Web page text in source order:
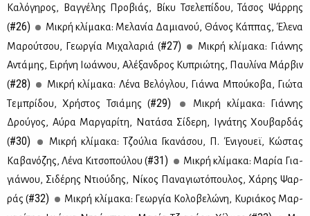
Κα­λό­γη­ρος, Βαγ­γέ­λης Προ­βιάς, Βί­κυ Τσε­λε­πί­δου, Τά­σος Ψάρ­ρης
(#26)
Μι­κρή κλί­μα­κα: Με­λα­νία Δα­μια­νού, Θά­νος Κάπ­πας, Έλε­να
Μα­ρού­τσου, Γε­ωρ­γία Μι­χα­λα­ριά (#27)
Μι­κρή κλί­μα­κα: Γιάν­νης
Αντά­μης, Ει­ρή­νη Ιω­άν­νου, Αλέ­ξαν­δρος Κυ­πριώ­της, Παυ­λί­να Μάρ­βιν
(#28)
Μι­κρή κλί­μα­κα: Λέ­να Βε­λό­γλου, Γιάν­να Μπού­κο­βα, Γιώ­τα
Τε­μπρί­δου, Χρή­στος Τσιά­μης (#29)
Μι­κρή κλί­μα­κα: Γιάν­νης
Δρού­γος, Αύ­ρα Μαρ­γα­ρί­τη, Να­τά­σα Σί­δε­ρη, Ιγνά­της Χου­βαρ­δάς
(#30)
Μι­κρή κλί­μα­κα: Τζού­λια Γκα­νά­σου, Π. Ένι­γου­εϊ, Κώ­στας
Κα­βα­νό­ζης, Λέ­να Κι­τσο­πού­λου (#31)
Μι­κρή κλί­μα­κα: Μα­ρία Για­
γιάν­νου, Σι­δέ­ρης Ντιού­δης, Νί­κος Πα­να­γιω­τό­που­λος, Χά­ρης Ψαρ­
ράς (#32)
Mι­κρή κλί­μα­κα: Γε­ωρ­γία Κο­λο­βε­λώ­νη, Κυ­ριά­κος Μαρ­